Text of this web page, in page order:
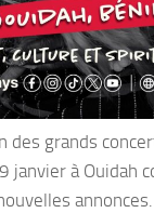
des grands
janvier à Ouidah